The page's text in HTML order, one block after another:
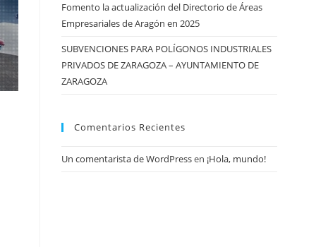
Fomento la actualización del Directorio de Áreas
Empresariales de Aragón en 2025
SUBVENCIONES PARA POLÍGONOS INDUSTRIALES
PRIVADOS DE ZARAGOZA – AYUNTAMIENTO DE
ZARAGOZA
Comentarios Recientes
Un comentarista de WordPressen ¡Hola, mundo!